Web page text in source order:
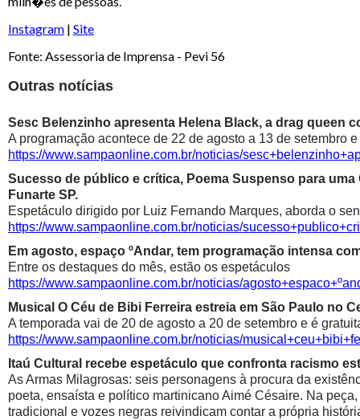
Instagram| Site
Fonte: Assessoria de Imprensa - Pevi 56
Outras notícias
Sesc Belenzinho apresenta Helena Black, a drag queen
A programação acontece de 22 de agosto a 13 de setembro
https://www.sampaonline.com.br/noticias/
Sucesso de público e crítica, Poema Suspenso para
Funarte SP.
Espetáculo dirigido por Luiz Fernando Marques, aborda o
https://www.sampaonline.com.br/noticias/
Em agosto, espaço ºAndar, tem programação intensa
Entre os destaques do mês, estão os espetáculos
https://www.sampaonline.com.br/noticias/
Musical O Céu de Bibi Ferreira estreia em São Paulo no
A temporada vai de 20 de agosto a 20 de setembro e é
https://www.sampaonline.com.br/noticias/
Itaú Cultural recebe espetáculo que confronta racismo
As Armas Milagrosas: seis personagens à procura da
poeta, ensaísta e político martinicano Aimé Césaire. Na
tradicional e vozes negras reivindicam contar a própria